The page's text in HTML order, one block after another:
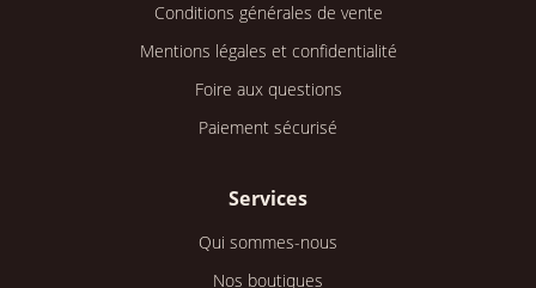
Conditions générales de vente
Mentions légales et confidentialité
Foire aux questions
Paiement sécurisé
Services
Qui sommes-nous
Nos boutiques